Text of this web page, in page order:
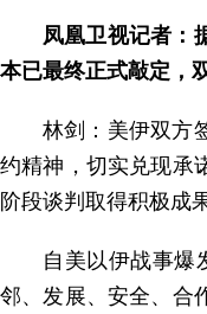
凤凰卫视记者：
本已最终正式敲定，
林剑：美伊双方
约精神，切实兑现承
阶段谈判取得积极成果
自美以伊战事爆
邻、发展、安全、合